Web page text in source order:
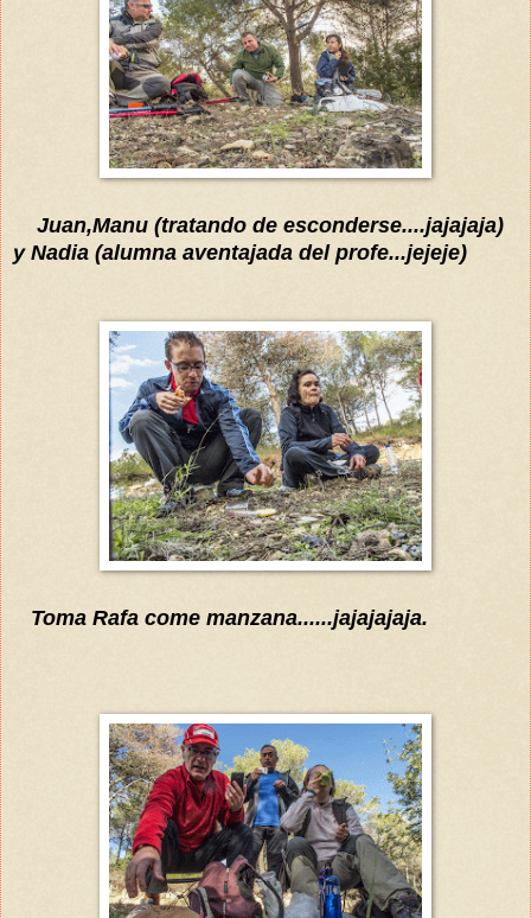
Juan,Manu (tratando de esconderse....jajajaja)
y Nadia (alumna aventajada del profe...jejeje)
Toma Rafa come manzana......jajajajaja.